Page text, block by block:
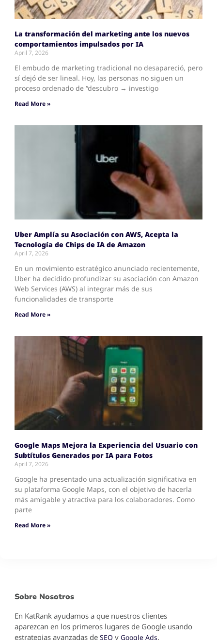
La transformación del marketing ante los nuevos
comportamientos impulsados por IA
April 7, 2026
El embudo de marketing tradicional no desapareció, pero
sí dejó de ser lineal. Hoy, las personas no siguen un
proceso ordenado de “descubro → investigo
Read More »
Uber Amplía su Asociación con AWS, Acepta la
Tecnología de Chips de IA de Amazon
April 7, 2026
En un movimiento estratégico anunciado recientemente,
Uber ha decidido profundizar su asociación con Amazon
Web Services (AWS) al integrar más de sus
funcionalidades de transporte
Read More »
Google Maps Mejora la Experiencia del Usuario con
Subtítulos Generados por IA para Fotos
April 7, 2026
Google ha presentado una actualización significativa en
su plataforma Google Maps, con el objetivo de hacerla
más amigable y atractiva para los colaboradores. Como
parte
Read More »
Sobre Nosotros
En KatRank ayudamos a que nuestros clientes
aparezcan en los primeros lugares de Google usando
estrategias avanzadas de SEO y Google Ads.